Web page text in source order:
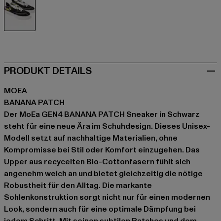
PRODUKT DETAILS
MOEA
BANANA PATCH
Der MoEa GEN4 BANANA PATCH Sneaker in Schwarz
steht für eine neue Ära im Schuhdesign. Dieses Unisex-
Modell setzt auf nachhaltige Materialien, ohne
Kompromisse bei Stil oder Komfort einzugehen. Das
Upper aus recycelten Bio-Cottonfasern fühlt sich
angenehm weich an und bietet gleichzeitig die nötige
Robustheit für den Alltag. Die markante
Sohlenkonstruktion sorgt nicht nur für einen modernen
Look, sondern auch für eine optimale Dämpfung bei